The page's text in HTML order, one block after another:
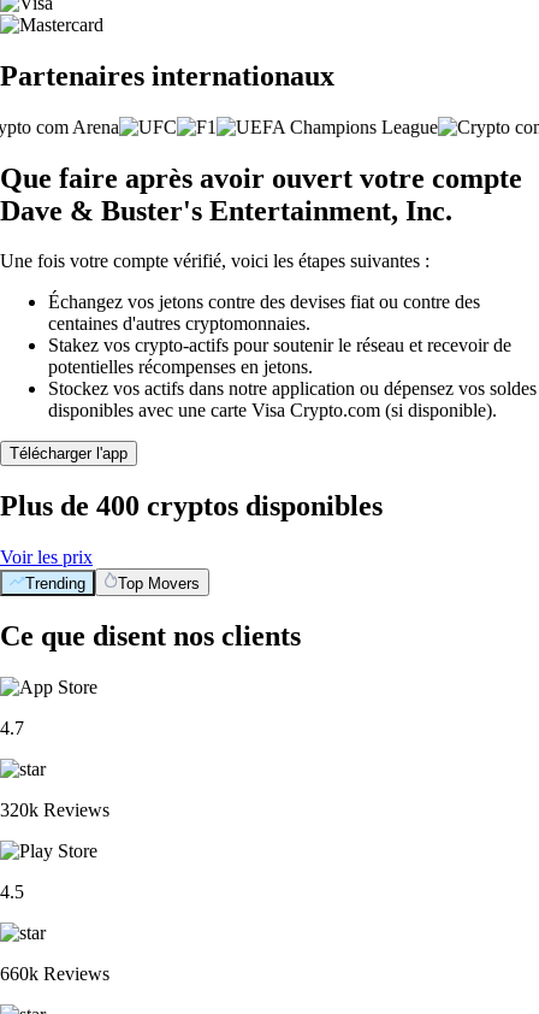
Partenaires internationaux
Que faire après avoir ouvert votre compte
Dave & Buster's Entertainment, Inc.
Une fois votre compte vérifié, voici les étapes suivantes :
Échangez vos jetons contre des devises fiat ou contre des
centaines d'autres cryptomonnaies.
Stakez vos crypto-actifs pour soutenir le réseau et recevoir de
potentielles récompenses en jetons.
Stockez vos actifs dans notre application ou dépensez vos soldes
disponibles avec une carte Visa Crypto.com (si disponible).
Télécharger l'app
Plus de 400 cryptos disponibles
Voir les prix
Trending Top Movers
Ce que disent nos clients
4.7
320k Reviews
4.5
660k Reviews